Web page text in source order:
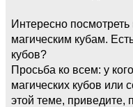
Интересно
магическим кубам.
кубов?
Просьба ко всем: у
магических кубов или
этой теме, приведите,